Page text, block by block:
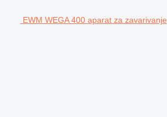
EWM WEGA 400 aparat za zavarivanje